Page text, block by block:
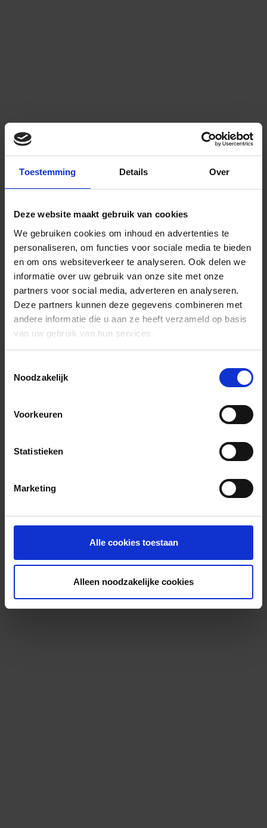
Toestemming Details Over
Deze website maakt gebruik van cookies
We gebruiken cookies om inhoud en advertenties te
personaliseren, om functies voor sociale media te bieden
en om ons websiteverkeer te analyseren. Ook delen we
informatie over uw gebruik van onze site met onze
partners voor social media, adverteren en analyseren.
Deze partners kunnen deze gegevens combineren met
andere informatie die u aan ze heeft verzameld op basis
van uw gebruik van hun services.
Noodzakelijk
Voorkeuren
Statistieken
Marketing
Alle cookies toestaan
Alleen noodzakelijke cookies